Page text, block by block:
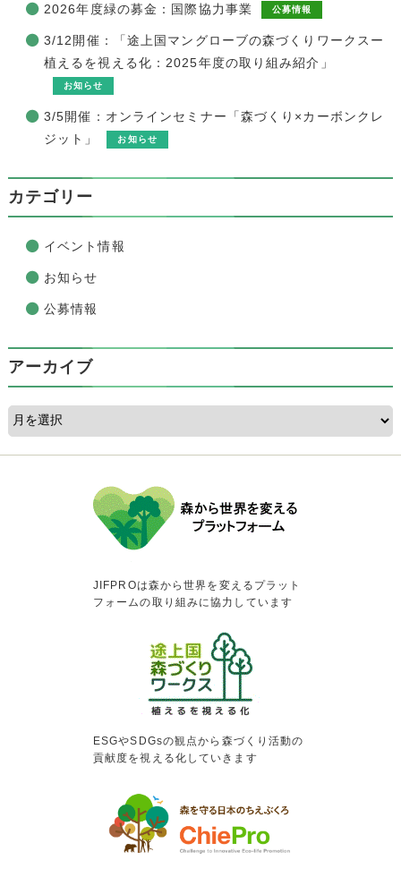
2026年度緑の募金：国際協力事業 公募情報
3/12開催：「途上国マングローブの森づくりワークスー
植えるを視える化：2025年度の取り組み紹介」
お知らせ
3/5開催：オンラインセミナー「森づくり×カーボンクレ
ジット」
お知らせ
カテゴリー
イベント情報
お知らせ
公募情報
アーカイブ
JIFPROは森から世界を変えるプラット
フォームの取り組みに協力しています
ESGやSDGsの観点から森づくり活動の
貢献度を視える化していきます